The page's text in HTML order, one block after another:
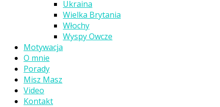
Ukraina
Wielka Brytania
Włochy
Wyspy Owcze
Motywacja
O mnie
Porady
Misz Masz
Video
Kontakt